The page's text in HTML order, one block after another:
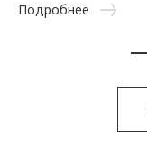
Подробнее